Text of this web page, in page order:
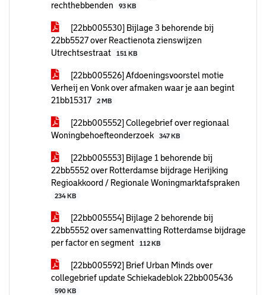
rechthebbenden
93 KB
[22bb005530] Bijlage 3 behorende bij
22bb5527 over Reactienota zienswijzen
Utrechtsestraat
151 KB
[22bb005526] Afdoeningsvoorstel motie
Verheij en Vonk over afmaken waar je aan begint
21bb15317
2 MB
[22bb005552] Collegebrief over regionaal
Woningbehoefteonderzoek
347 KB
[22bb005553] Bijlage 1 behorende bij
22bb5552 over Rotterdamse bijdrage Herijking
Regioakkoord / Regionale Woningmarktafspraken
234 KB
[22bb005554] Bijlage 2 behorende bij
22bb5552 over samenvatting Rotterdamse bijdrage
per factor en segment
112 KB
[22bb005592] Brief Urban Minds over
collegebrief update Schiekadeblok 22bb005436
590 KB